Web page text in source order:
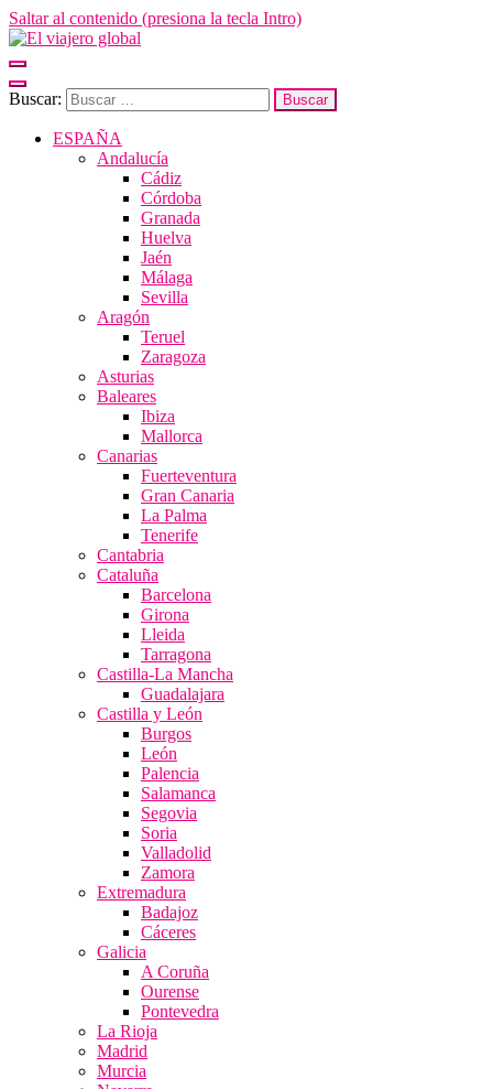
Saltar al contenido (presiona la tecla Intro)
forma sensorial, desde su música hasta su arquitectura o sus sabores
Buscar:
ESPAÑA
Andalucía
Cádiz
Córdoba
Granada
Huelva
Jaén
Málaga
Sevilla
Aragón
Teruel
Zaragoza
Asturias
Baleares
Ibiza
Mallorca
Canarias
Fuerteventura
Gran Canaria
La Palma
Tenerife
Cantabria
Cataluña
Barcelona
Girona
Lleida
Tarragona
Castilla-La Mancha
Guadalajara
Castilla y León
Burgos
León
Palencia
Salamanca
Segovia
Soria
Valladolid
Zamora
Extremadura
Badajoz
Cáceres
Galicia
A Coruña
Ourense
Pontevedra
La Rioja
Madrid
Murcia